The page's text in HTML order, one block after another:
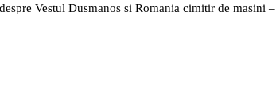
Vestul Dusmanos si Romania cimitir de masini –